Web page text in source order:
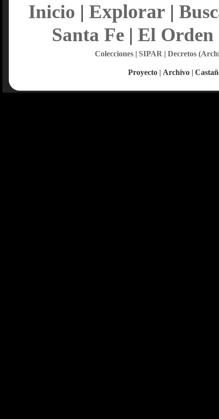
Inicio | Explorar |
Santa Fe| El Orden
Colecciones| SIPAR | Decretos
Proyecto | Archivo |